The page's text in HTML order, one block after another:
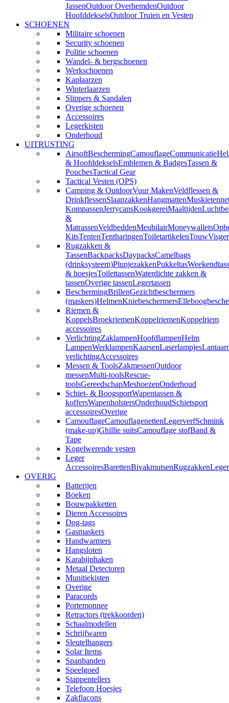
JassenOutdoor OverhemdenOutdoor
HoofddekselsOutdoor Truien en Vesten
SCHOENEN
Militaire schoenen
Security schoenen
Politie schoenen
Wandel- & bergschoenen
Werkschoenen
Kaplaarzen
Winterlaarzen
Slippers & Sandalen
Overige schoenen
Accessoires
Legerkisten
Onderhoud
UITRUSTING
AirsoftBeschermingCamouflageCommunicatie
& HoofddekselsEmblemen & BadgesTassen &
PouchesTactical Gear
Tactical Vesten (OPS)
Camping & OutdoorVuur MakenVeldflessen &
DrinkflessenSlaapzakkenHangmatten
KompassenJerrycansKookgereiMaaltijden
&
MatrassenVeldbeddenMeubilairMoneywallets
KitsTentenTentharingenToiletartikelenTouw
Rugzakken &
TassenBackpacksDaypacksCamelbags
(drinksysteem)PlunjezakkenPukkeltas
& hoesjesToilettassenWaterdichte zakken &
tassenOverige tassenLegertassen
BeschermingBrillenGezichtbeschermers
(maskers)HelmenKniebeschermers
Riemen &
KoppelsBroekriemenKoppelriemenKoppelriem
accessoires
VerlichtingZaklampenHoofdlampenHelm
LampenWerklampenKaarsenLaserlampjes
verlichtingAccessoires
Messen & ToolsZakmessenOutdoor
messenMulti-toolsRescue-
toolsGereedschapMeshoezenOnderhoud
Schiet- & BoogsportWapentassen &
koffersWapenholstersOnderhoudSchietsport
accessoiresOverige
CamouflageCamouflagenettenLegerverfSchmink
(make-up)Ghillie suitsCamouflage stofBand &
Tape
Kogelwerende vesten
Leger
AccessoiresBarettenBivakmutsenRugzakken
OVERIG
Batterijen
Boeken
Bouwpakketten
Dieren Accessoires
Dog-tags
Gasmaskers
Handwarmers
Hangsloten
Karabijnhaken
Metaal Detectoren
Munitiekisten
Overige
Paracords
Portemonnee
Retractors (trekkoorden)
Schaalmodellen
Schrijfwaren
Sleutelhangers
Solar Items
Spanbanden
Speelgoed
Stappentellers
Telefoon Hoesjes
Zakflacons